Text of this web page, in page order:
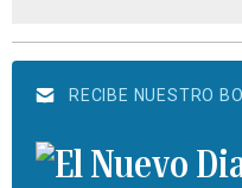
RECIBE NUESTRO